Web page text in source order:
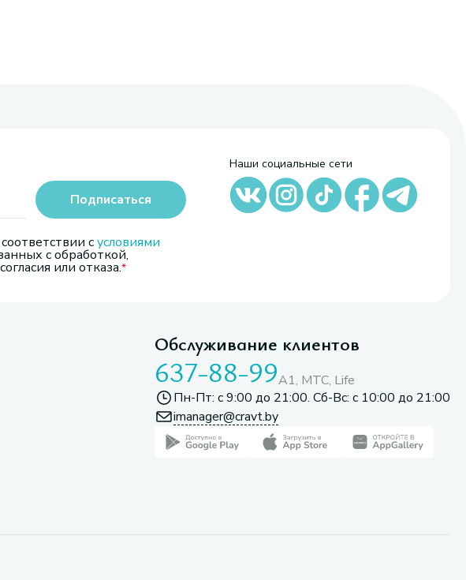
сусловиями
с обработкой,
или отказа.
Подписаться
Наши социальные сети
Обслуживание клиентов
637-88-99A1, МТС, Life
Пн-Пт: с 9:00 до 21:00. Сб-Вс: с 10:00 до 21:00
imanager@cravt.by